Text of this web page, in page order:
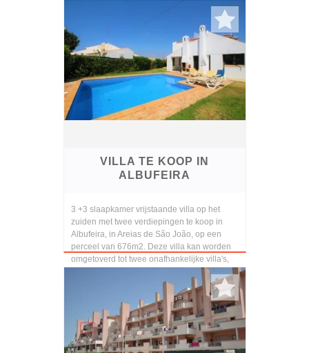
VILLA TE KOOP IN
ALBUFEIRA
3 +3 slaapkamer vrijstaande villa op het
zuiden met twee verdiepingen te koop in
Albufeira, in Areias de São João, op een
perceel van 676m2. Deze villa kan worden
omgetoverd tot twee onafhankelijke villa's,